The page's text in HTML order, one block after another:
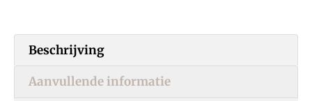
Beschrijving
Aanvullende informatie